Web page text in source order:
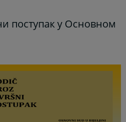
поступак у Основном